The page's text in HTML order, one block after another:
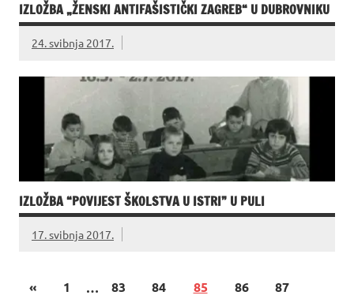
IZLOŽBA „ŽENSKI ANTIFAŠISTIČKI ZAGREB“ U DUBROVNIKU
24. svibnja 2017.
IZLOŽBA “POVIJEST ŠKOLSTVA U ISTRI” U PULI
17. svibnja 2017.
« 1 … 83 84 85 86 87